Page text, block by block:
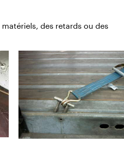
des retards ou des